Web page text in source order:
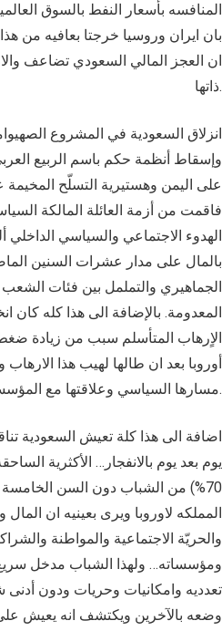
المنافسه بأسعار النفط بالسوق
بان ايران وروسيا خرجتا بعافيه من
ان العجز المالي السعودي تضاعف
ذاتها.
انزلاق السعودية في المشروع
وإسقاط أنظمة حكم باسم الربيع
على اليمن وهستيرية التسلّح
فاقمت من أزمة العائلة المالكة
الهدوء الاجتماعي والسياسي الداخلي
بالمال على مدار عشرات السنين
الجماهيري والتململ بين فئات
المعدومة. بالإضافة الى هذا كله كان
الاٍرهاب المتأسلم سبب من زيادة
أوروبا بعد ان طالها لهيب هذا الارهاب
مسارها السياسي وعلاقتها مع المؤسسة الدينية الراعية لهذا الارهاب.
اضافة الى هذا كلة تعيش السعودية
يوم بعد يوم بالانفجار… الأكثرية
70%) من الشباب دون السن
المملكه لاوروبا ويرى بعينيه ان المال
والحريّة الاجتماعية والمواطنة
ومؤسساته… ولهذا الشباب مدخل
تعدديه وامكانيات وحريات ودون
وضعه بالآخرين ويكتشف انه يعيش